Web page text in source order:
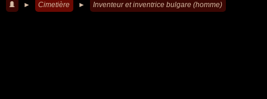
► Cimetière ► Inventeur et inventrice bulgare (homme)